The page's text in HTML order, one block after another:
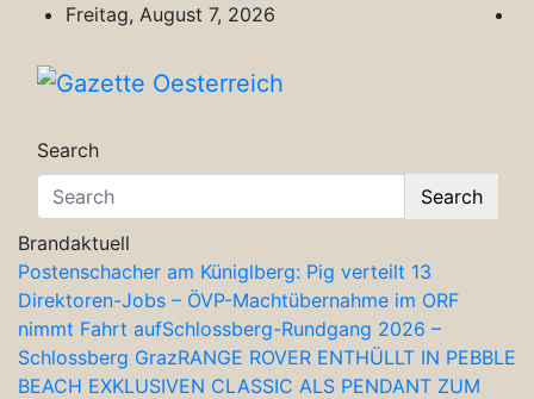
content
Freitag, August 7, 2026
Gazette Oesterreich
Search
Search
Brandaktuell
Postenschacher am Küniglberg: Pig verteilt 13
Direktoren-Jobs – ÖVP-Machtübernahme im ORF
nimmt Fahrt aufSchlossberg-Rundgang 2026 –
Schlossberg GrazRANGE ROVER ENTHÜLLT IN PEBBLE
BEACH EXKLUSIVEN CLASSIC ALS PENDANT ZUM